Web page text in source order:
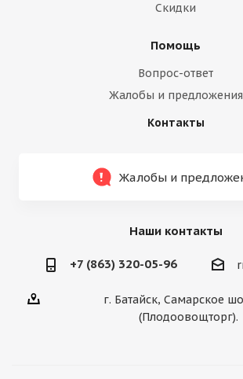
Скидки
Помощь
Вопрос-ответ
Жалобы и предложения
Контакты
Жалобы и
Наши контакты
+7 (863) 320-05-96
г. Батайск, Самарское
(Плодоовощторг).